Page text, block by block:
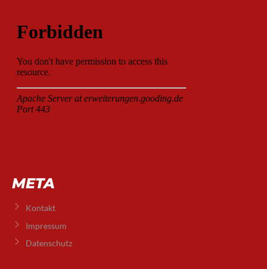
META
Kontakt
Impressum
Datenschutz